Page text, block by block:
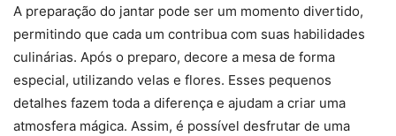
A preparação do jantar pode ser um momento divertido,
permitindo que cada um contribua com suas habilidades
culinárias. Após o preparo, decore a mesa de forma
especial, utilizando velas e flores. Esses pequenos
detalhes fazem toda a diferença e ajudam a criar uma
atmosfera mágica. Assim, é possível desfrutar de uma